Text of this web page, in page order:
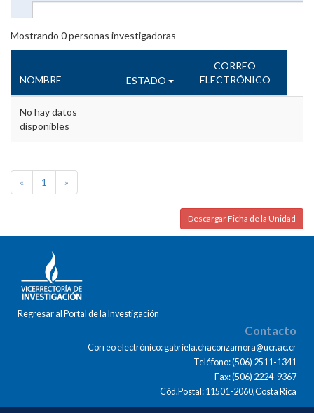
Mostrando 0personas investigadoras
NOMBRE ESTADO
CORREO
ELECTRÓNICO
No hay datos
disponibles
« 1 »
Descargar Ficha de la Unidad
Regresar al Portal de la Investigación
Contacto
Correo electrónico: gabriela.chaconzamora@ucr.ac.cr
Teléfono: (506) 2511-1341
Fax: (506) 2224-9367
Cód.Postal: 11501-2060,Costa Rica